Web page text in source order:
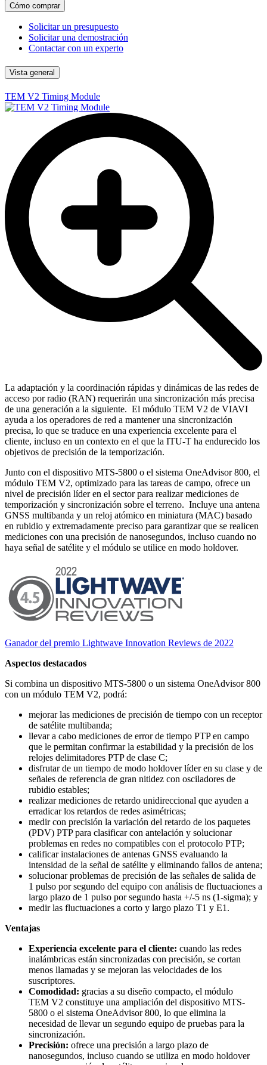
Cómo comprar
Solicitar un presupuesto
Solicitar una demostración
Contactar con un experto
Vista general
TEM V2 Timing Module
La adaptación y la coordinación rápidas y dinámicas de las redes de
acceso por radio (RAN) requerirán una sincronización más precisa
de una generación a la siguiente. El módulo TEM V2 de VIAVI
ayuda a los operadores de red a mantener una sincronización
precisa, lo que se traduce en una experiencia excelente para el
cliente, incluso en un contexto en el que la ITU-T ha endurecido los
objetivos de precisión de la temporización.
Junto con el dispositivo MTS-5800 o el sistema OneAdvisor 800, el
módulo TEM V2, optimizado para las tareas de campo, ofrece un
nivel de precisión líder en el sector para realizar mediciones de
temporización y sincronización sobre el terreno. Incluye una antena
GNSS multibanda y un reloj atómico en miniatura (MAC) basado
en rubidio y extremadamente preciso para garantizar que se realicen
mediciones con una precisión de nanosegundos, incluso cuando no
haya señal de satélite y el módulo se utilice en modo holdover.
Ganador del premio Lightwave Innovation Reviews de 2022
Aspectos destacados
Si combina un dispositivo MTS-5800 o un sistema OneAdvisor 800
con un módulo TEM V2, podrá:
mejorar las mediciones de precisión de tiempo con un receptor
de satélite multibanda;
llevar a cabo mediciones de error de tiempo PTP en campo
que le permitan confirmar la estabilidad y la precisión de los
relojes delimitadores PTP de clase C;
disfrutar de un tiempo de modo holdover líder en su clase y de
señales de referencia de gran nitidez con osciladores de
rubidio estables;
realizar mediciones de retardo unidireccional que ayuden a
erradicar los retardos de redes asimétricas;
medir con precisión la variación del retardo de los paquetes
(PDV) PTP para clasificar con antelación y solucionar
problemas en redes no compatibles con el protocolo PTP;
calificar instalaciones de antenas GNSS evaluando la
intensidad de la señal de satélite y eliminando fallos de antena;
solucionar problemas de precisión de las señales de salida de
1 pulso por segundo del equipo con análisis de fluctuaciones a
largo plazo de 1 pulso por segundo hasta +/-5 ns (1-sigma); y
medir las fluctuaciones a corto y largo plazo T1 y E1.
Ventajas
Experiencia excelente para el cliente: cuando las redes
inalámbricas están sincronizadas con precisión, se cortan
menos llamadas y se mejoran las velocidades de los
suscriptores.
Comodidad: gracias a su diseño compacto, el módulo
TEM V2 constituye una ampliación del dispositivo MTS-
5800 o el sistema OneAdvisor 800, lo que elimina la
necesidad de llevar un segundo equipo de pruebas para la
sincronización.
Precisión: ofrece una precisión a largo plazo de
nanosegundos, incluso cuando se utiliza en modo holdover